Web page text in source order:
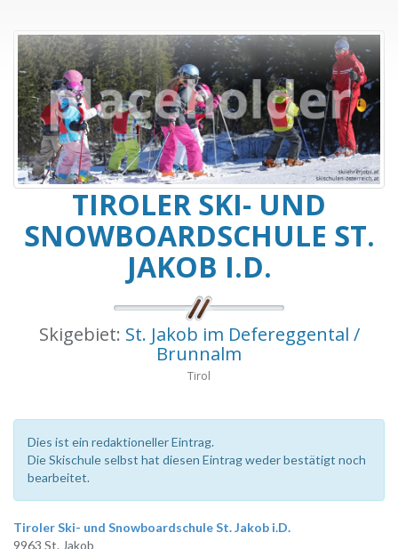
TIROLER SKI- UND
SNOWBOARDSCHULE ST.
JAKOB I.D.
Skigebiet: St. Jakob im Defereggental /
Brunnalm
Tirol
Dies ist ein redaktioneller Eintrag.
Die Skischule selbst hat diesen Eintrag weder bestätigt noch
bearbeitet.
Tiroler Ski- und Snowboardschule St. Jakob i.D.
9963 St. Jakob